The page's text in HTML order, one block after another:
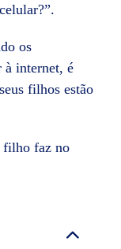
os
à internet, é
filhos estão
filho faz no